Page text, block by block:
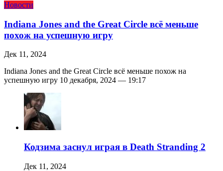
Новости
Indiana Jones and the Great Circle всё меньше
похож на успешную игру
Дек 11, 2024
Indiana Jones and the Great Circle всё меньше похож на
успешную игру 10 декабря, 2024 — 19:17
Кодзима заснул играя в Death Stranding 2
Дек 11, 2024